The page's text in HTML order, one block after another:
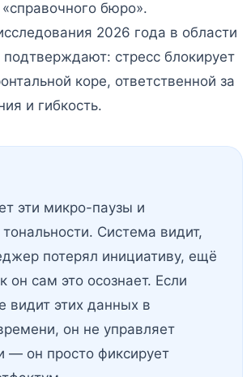
бюро».
2026 года в области
подтверждают: стресс блокирует
коре, ответственной за
и гибкость.
эти микро-паузы и
Система видит,
потерял инициативу, ещё
он сам это осознает. Если
видит этих данных в
он не управляет
— он просто фиксирует